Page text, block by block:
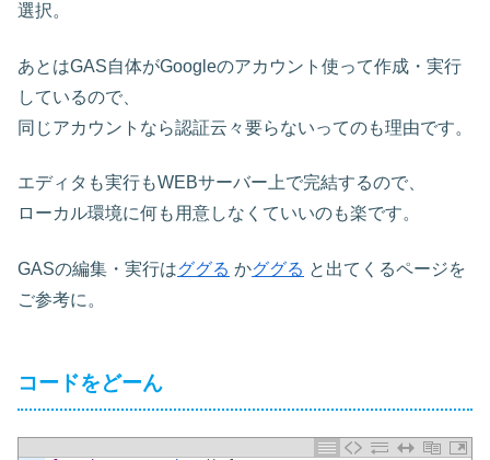
選択。
あとはGAS自体がGoogleのアカウント使って作成・実行
しているので、
同じアカウントなら認証云々要らないってのも理由です。
エディタも実行もWEBサーバー上で完結するので、
ローカル環境に何も用意しなくていいのも楽です。
GASの編集・実行はググる かググる と出てくるページを
ご参考に。
コードをどーん